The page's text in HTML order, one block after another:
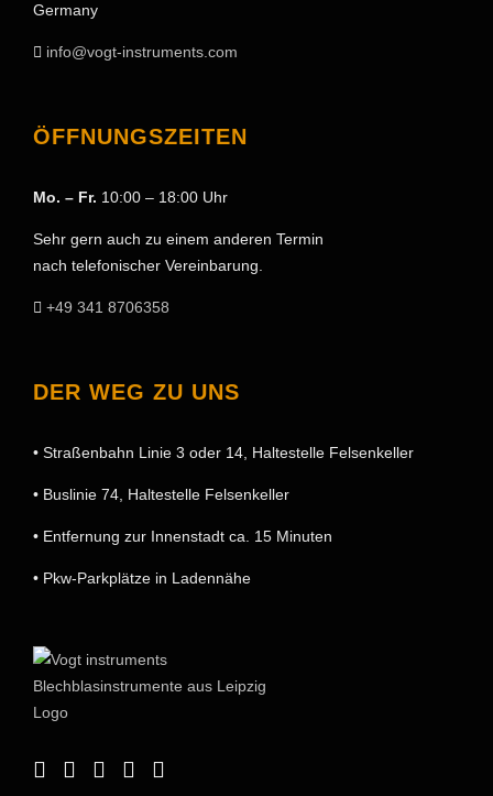
Germany
info@vogt-instruments.com
ÖFFNUNGSZEITEN
Mo. – Fr. 10:00 – 18:00 Uhr
Sehr gern auch zu einem anderen Termin
nach telefonischer Vereinbarung.
+49 341 8706358
DER WEG ZU UNS
• Straßenbahn Linie 3 oder 14, Haltestelle Felsenkeller
• Buslinie 74, Haltestelle Felsenkeller
• Entfernung zur Innenstadt ca. 15 Minuten
• Pkw-Parkplätze in Ladennähe